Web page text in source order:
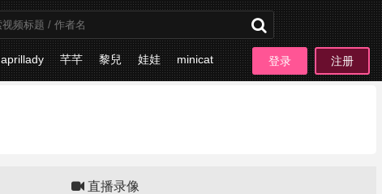
登录 注册
aprillady 芊芊 黎兒 娃娃 minicat
直播录像